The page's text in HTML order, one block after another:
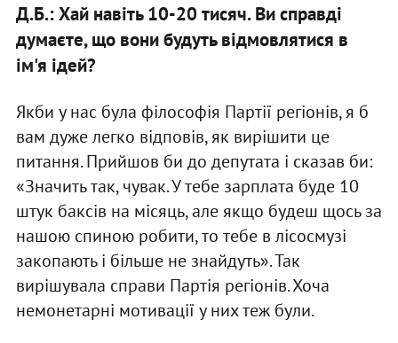
Д.Б.: Хай навіть 10-20 тисяч. Ви справді
думаєте, що вони будуть відмовлятися в
ім'я ідей?
Якби у нас була філософія Партії регіонів, я б
вам дуже легко відповів, як вирішити це
питання. Прийшов би до депутата і сказав би:
«Значить так, чувак. У тебе зарплата буде 10
штук баксів на місяць, але якщо будеш щось за
нашою спиною робити, то тебе в лісосмузі
закопають і більше не знайдуть». Так
вирішувала справи Партія регіонів. Хоча
немонетарні мотивації у них теж були.